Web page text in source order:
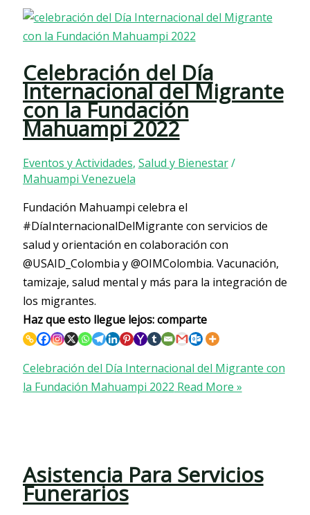
Celebración del Día
Internacional del Migrante
con la Fundación
Mahuampi 2022
Eventos y Actividades, Salud y Bienestar/
Mahuampi Venezuela
Fundación Mahuampi celebra el
#DíaInternacionalDelMigrante con servicios de
salud y orientación en colaboración con
@USAID_Colombia y @OIMColombia. Vacunación,
tamizaje, salud mental y más para la integración de
los migrantes.
Haz que esto llegue lejos: comparte
Celebración del Día Internacional del Migrante con
la Fundación Mahuampi 2022 Read More »
Asistencia Para Servicios
Funerarios